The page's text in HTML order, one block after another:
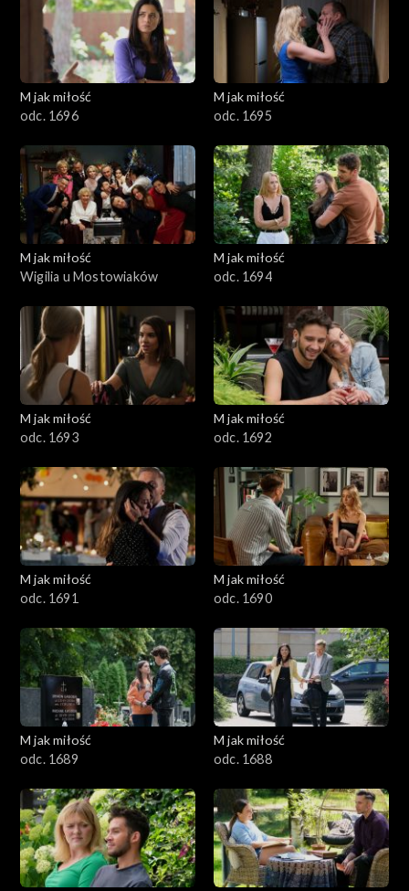
1101–1200
1001–1100
901–1000
801–900
701–800
601–700
501–600
401–500
301–400
201–300
101–200
1–100
M jak miłość
odc. 1696
M jak miłość
odc. 1695
M jak miłość
Wigilia u Mostowiaków
M jak miłość
odc. 1694
M jak miłość
odc. 1693
M jak miłość
odc. 1692
M jak miłość
odc. 1691
M jak miłość
odc. 1690
M jak miłość
odc. 1689
M jak miłość
odc. 1688